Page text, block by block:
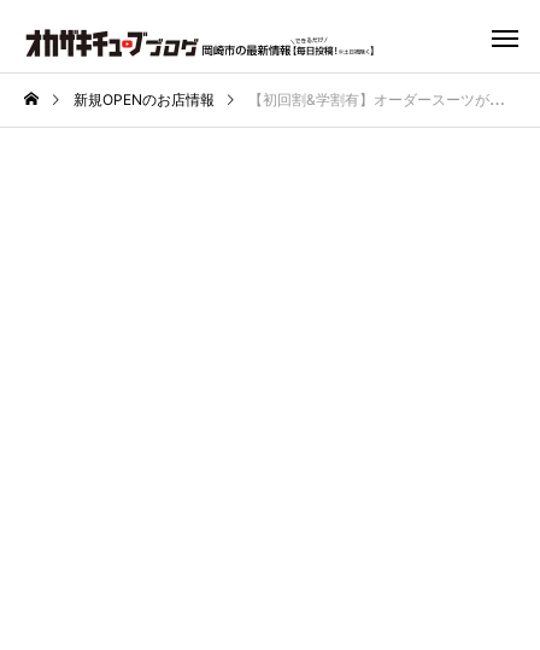
新規OPENのお店情報 【初回割&学割有】オーダースーツが驚きの早さ＆低価格｜〈カシヤマ〉岡崎イオンにニューオープン！